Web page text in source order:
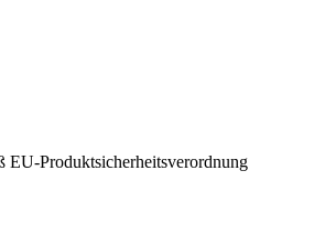
EU-Produktsicherheitsverordnung